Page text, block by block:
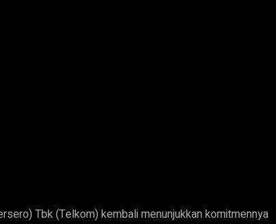
Tbk (Telkom) kembali menunjukkan komitmennya